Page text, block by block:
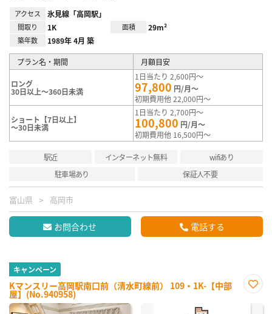
アクセス 氷見線「高岡駅」
間取り 1K 面積 29m²
築年数 1989年 4月 築
プラン名・期間 月額目安
ロング
30日以上～360日未満
1日当たり 2,600円～
97,800 円/月～
初期費用他 22,000円～
ショート【7日以上】
～30日未満
1日当たり 2,700円～
100,800 円/月～
初期費用他 16,500円～
駅近 インターネット無料
wifiあり
駐車場あり
保証人不要
富山県 高岡市
お問合わせ 電話する
キャンペーン
Kマンスリー高岡駅南口前（清水町線前） 109・1K-【中部
屋】(No.940958)
に入